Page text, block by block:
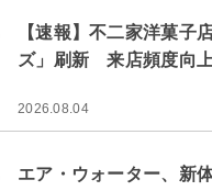
【速報】不二家洋菓子
ズ」刷新 来店頻度向
2026.08.04
エア・ウォーター、新